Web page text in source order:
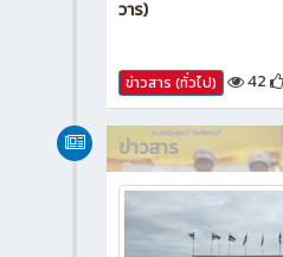
ร่วมพิธีบำเพ็ญกุศล ในว
42
ข่าวสาร